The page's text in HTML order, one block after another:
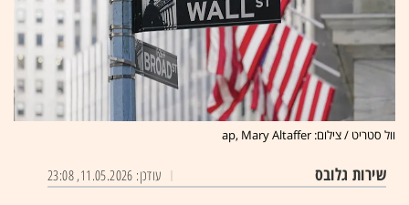
וול סטריט / צילום: ap, Mary Altaffer
שירות גלובס עודכן: 11.05.2026, 23:08